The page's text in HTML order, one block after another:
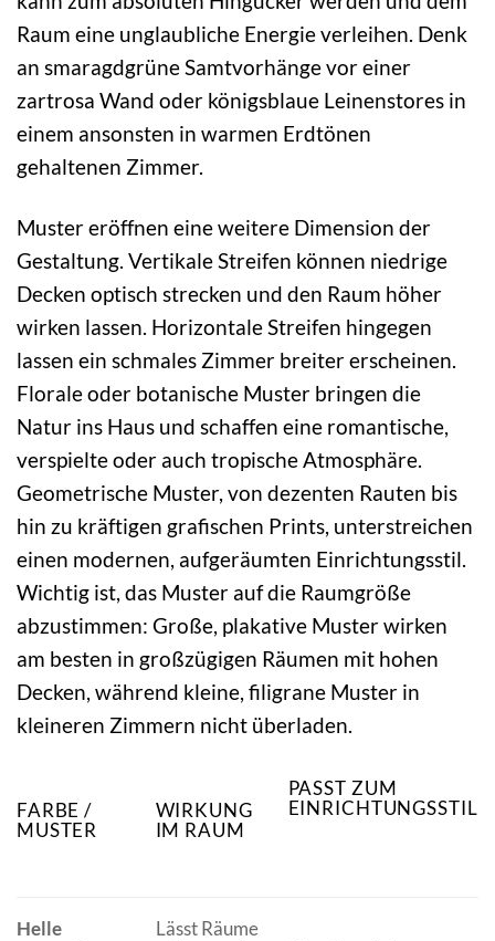
Raum eine unglaubliche Energie verleihen. Denk
an smaragdgrüne Samtvorhänge vor einer
zartrosa Wand oder königsblaue Leinenstores in
einem ansonsten in warmen Erdtönen
gehaltenen Zimmer.
Muster eröffnen eine weitere Dimension der
Gestaltung. Vertikale Streifen können niedrige
Decken optisch strecken und den Raum höher
wirken lassen. Horizontale Streifen hingegen
lassen ein schmales Zimmer breiter erscheinen.
Florale oder botanische Muster bringen die
Natur ins Haus und schaffen eine romantische,
verspielte oder auch tropische Atmosphäre.
Geometrische Muster, von dezenten Rauten bis
hin zu kräftigen grafischen Prints, unterstreichen
einen modernen, aufgeräumten Einrichtungsstil.
Wichtig ist, das Muster auf die Raumgröße
abzustimmen: Große, plakative Muster wirken
am besten in großzügigen Räumen mit hohen
Decken, während kleine, filigrane Muster in
kleineren Zimmern nicht überladen.
FARBE /
MUSTER
WIRKUNG
IM RAUM
PASST ZUM
EINRICHTUNGSSTIL
Helle
Lässt Räume